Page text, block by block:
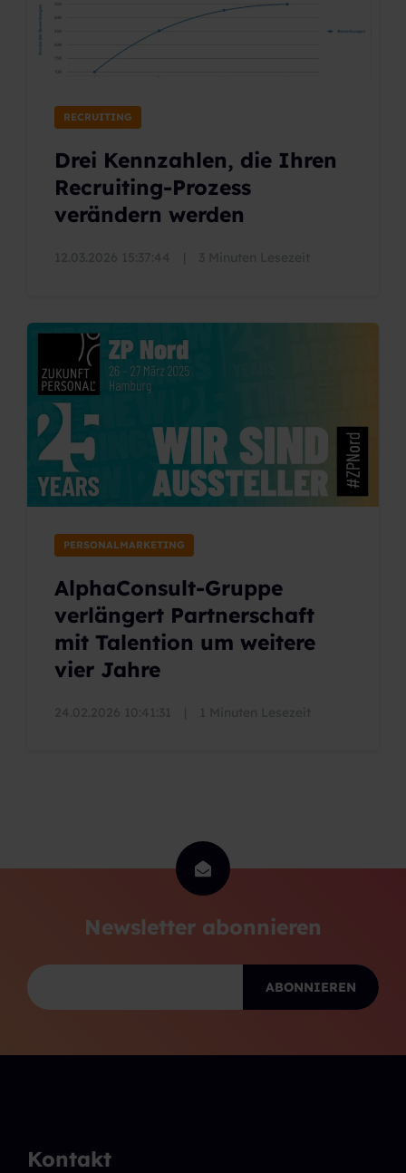
RECRUITING
Drei Kennzahlen, die Ihren
Recruiting-Prozess
verändern werden
PERSONALMARKETING
AlphaConsult-Gruppe
verlängert Partnerschaft
mit Talention um weitere
vier Jahre
Newsletter abonnieren
Kontakt